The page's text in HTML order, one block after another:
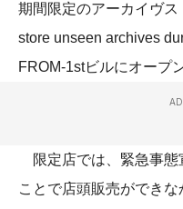
期間限定のアーカイヴ
store unseen archives
FROM-1stビルにオープ
限定店では、緊急事態
ことで店頭販売ができ